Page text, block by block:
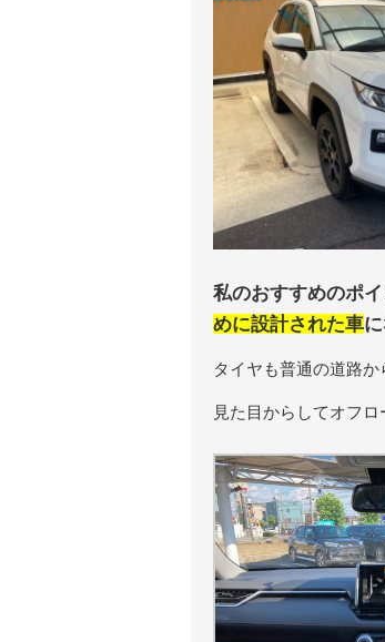
私のおすすめのポイ
めに設計された車
タイヤも普通の道路
見た目からしてオフ